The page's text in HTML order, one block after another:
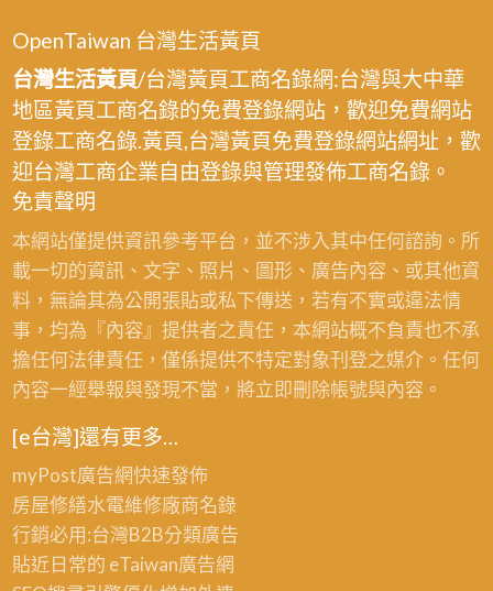
OpenTaiwan 台灣生活黃頁
台灣生活黃頁/台灣黃頁工商名錄網:台灣與大中華
地區黃頁工商名錄的免費登錄網站，歡迎免費網站
登錄工商名錄.黃頁,台灣黃頁免費登錄網站網址，歡
迎台灣工商企業自由登錄與管理發佈工商名錄。
免責聲明
本網站僅提供資訊參考平台，並不涉入其中任何諮詢。所
載一切的資訊、文字、照片、圖形、廣告內容、或其他資
料，無論其為公開張貼或私下傳送，若有不實或違法情
事，均為『內容』提供者之責任，本網站概不負責也不承
擔任何法律責任，僅係提供不特定對象刊登之媒介。任何
內容一經舉報與發現不當，將立即刪除帳號與內容。
[e台灣]還有更多…
myPost廣告網快速發佈
房屋修繕水電維修廠商名錄
行銷必用:台灣B2B分類廣告
貼近日常的 eTaiwan廣告網